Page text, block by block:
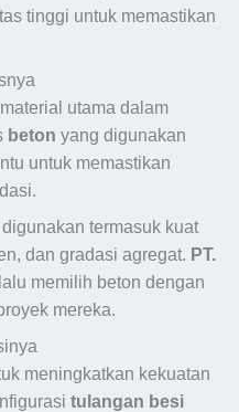
tinggi untuk memastikan
utama dalam
beton yang digunakan
untuk memastikan
termasuk kuat
dan gradasi agregat. PT.
memilih beton dengan
mereka.
meningkatkan kekuatan
tulangan besi